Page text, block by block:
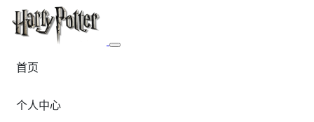
首页
个人中心